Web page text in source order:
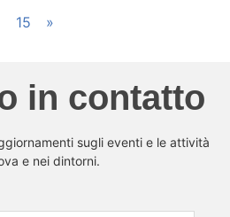
15 »
in contatto
sugli eventi e le attività
e nei dintorni.